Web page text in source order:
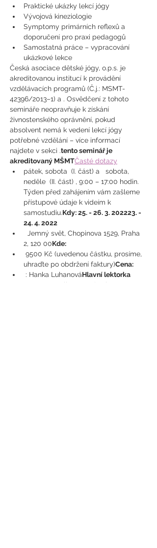
Praktické ukázky lekcí jógy
Vývojová kineziologie
Symptomy primárních reflexů a
doporučení pro praxi pedagogů
Samostatná práce – vypracování
ukázkové lekce
Česká asociace dětské jógy, o.p.s. je
akreditovanou institucí k provádění
vzdělávacích programů (Č.j.: MSMT-
42396/2013–1) a . Osvědčení z tohoto
semináře neopravňuje k získání
živnostenského oprávnění, pokud
absolvent nemá k vedení lekcí jógy
potřebné vzdělání – více informací
najdete v sekci .tento seminář je
akreditovaný MŠMTČasté dotazy
pátek, sobota (I. část) a   sobota,
neděle (II. část) , 9:00 – 17:00 hodin.
Týden před zahájením vám zašleme
přístupové údaje k videím k
samostudiu.Kdy: 25. - 26. 3. 202223. -
24. 4. 2022
2, 120 00Kde:
uhraďte po obdržení faktury)Cena:
: Hanka LuhanováHlavní lektorka